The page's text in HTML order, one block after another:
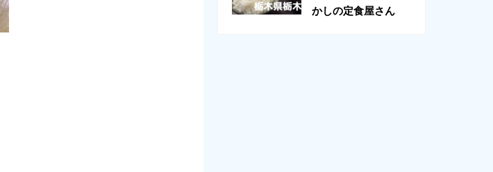
かしの定食屋さん